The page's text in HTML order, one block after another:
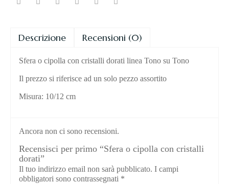
Descrizione Recensioni (0)
Sfera o cipolla con cristalli dorati linea Tono su Tono
Il prezzo si riferisce ad un solo pezzo assortito
Misura: 10/12 cm
Ancora non ci sono recensioni.
Recensisci per primo “Sfera o cipolla con cristalli
dorati”
Il tuo indirizzo email non sarà pubblicato. I campi
obbligatori sono contrassegnati *